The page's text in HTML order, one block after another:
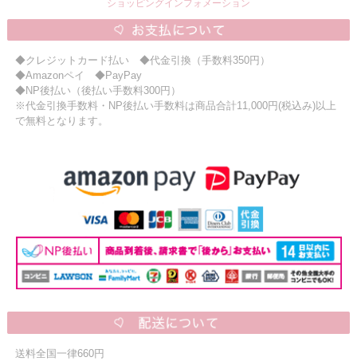
ショッピングインフォメーション
◆クレジットカード払い ◆代金引換（手数料350円）
◆Amazonペイ ◆PayPay
◆NP後払い（後払い手数料300円）
※代金引換手数料・NP後払い手数料は商品合計11,000円(税込み)以上
で無料となります。
送料全国一律660円